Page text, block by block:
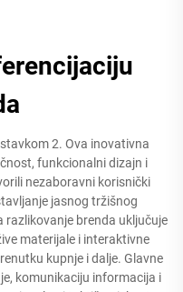
2. Ova inovativna
funkcionalni dizajn i
nezaboravni korisnički
jasnog tržišnog
brenda uključuje
materijale i interaktivne
kupnje i dalje. Glavne
komunikaciju informacija i